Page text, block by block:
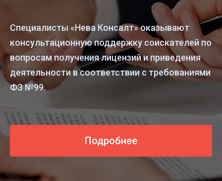
Специалисты «Нева Консалт» оказывают
консультационную поддержку соискателей по
вопросам получения лицензий и приведения
деятельности в соответствии с требованиями
ФЗ №99.
Подробнее